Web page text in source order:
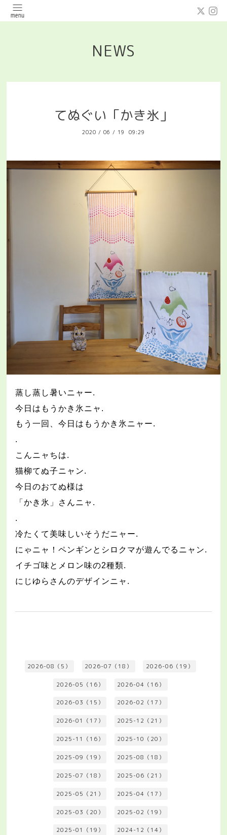
NEWS
てぬぐい「かき氷」
2020 / 06 / 19 09:29
蒸し蒸し暑いニャー.
今日はもうかき氷ニャ .
もう一回、今日はもうかき氷ニャー.
.
こんニャちは.
猫柳てぬ子ニャン.
今日のおてぬ様は
「かき氷」さんニャ .
.
冷たくて美味しいそうだニャー.
にゃニャ！ペンギンとシロクマが遊んでるニャン.
イチゴ味とメロン味の2種類.
にじゆらさんのデザインニャ .
2026-08（5） 2026-07（18） 2026-06（19）
2026-05（16） 2026-04（16）
2026-03（15） 2026-02（17）
2026-01（17） 2025-12（21）
2025-11（16） 2025-10（20）
2025-09（19） 2025-08（18）
2025-07（18） 2025-06（21）
2025-05（21） 2025-04（17）
2025-03（20） 2025-02（19）
2025-01（19） 2024-12（14）